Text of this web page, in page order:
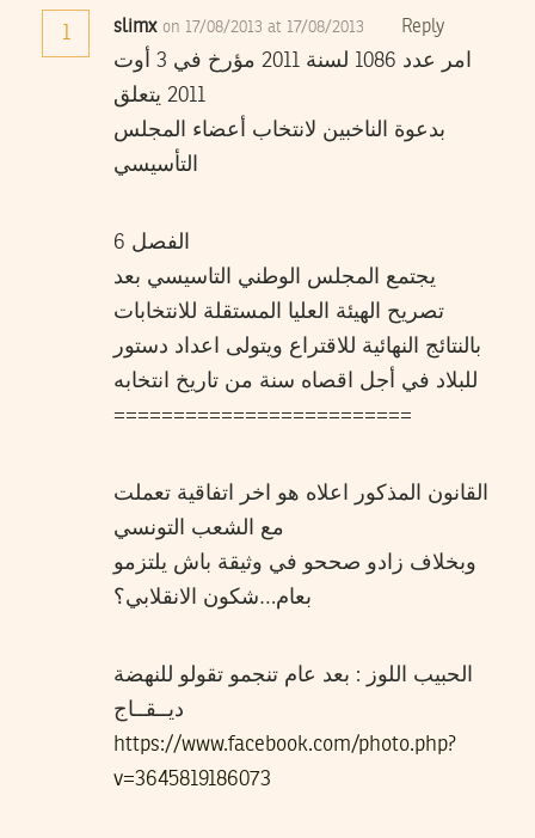
slimx on 17/08/2013 at 17/08/2013 Reply
امر عدد 1086 لسنة 2011 مؤرخ في 3 أوت
2011 يتعلق
بدعوة الناخبين لانتخاب أعضاء المجلس
التأسيسي
الفصل 6
يجتمع المجلس الوطني التاسيسي بعد
تصريح الهيئة العليا المستقلة للانتخابات
بالنتائج النهائية للاقتراع ويتولى اعداد دستور
للبلاد في أجل اقصاه سنة من تاريخ انتخابه
=========================
القانون المذكور اعلاه هو اخر اتفاقية تعملت
مع الشعب التونسي
وبخلاف زادو صححو في وثيقة باش يلتزمو
بعام…شكون الانقلابي؟
الحبيب اللوز : بعد عام تنجمو تقولو للنهضة
ديــقــاج
https://www.facebook.com/photo.php?
v=3645819186073